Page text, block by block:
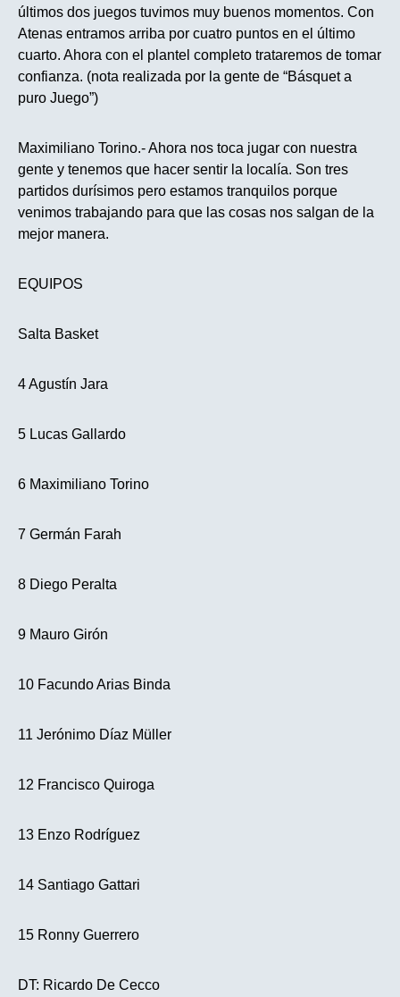
últimos dos juegos tuvimos muy buenos momentos. Con
Atenas entramos arriba por cuatro puntos en el último
cuarto. Ahora con el plantel completo trataremos de tomar
confianza. (nota realizada por la gente de “Básquet a
puro Juego”)
Maximiliano Torino.- Ahora nos toca jugar con nuestra
gente y tenemos que hacer sentir la localía. Son tres
partidos durísimos pero estamos tranquilos porque
venimos trabajando para que las cosas nos salgan de la
mejor manera.
EQUIPOS
Salta Basket
4 Agustín Jara
5 Lucas Gallardo
6 Maximiliano Torino
7 Germán Farah
8 Diego Peralta
9 Mauro Girón
10 Facundo Arias Binda
11 Jerónimo Díaz Müller
12 Francisco Quiroga
13 Enzo Rodríguez
14 Santiago Gattari
15 Ronny Guerrero
DT: Ricardo De Cecco